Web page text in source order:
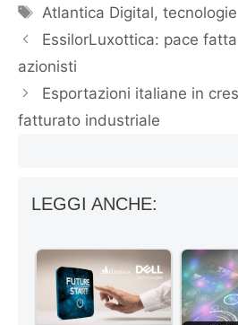
Tag
Atlantica Digital,tecnologie
EssilorLuxottica: pace
azionisti
Esportazioni italiane in
fatturato industriale
LEGGI ANCHE: